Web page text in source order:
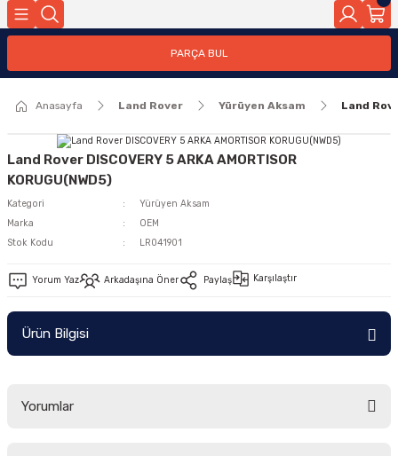
PARÇA BUL
Anasayfa Land Rover Yürüyen Aksam Land
Land Rover DISCOVERY 5 ARKA AMORTISOR
KORUGU(NWD5)
Kategori
Yürüyen Aksam
Marka
OEM
Stok Kodu
LR041901
Yorum Yaz Arkadaşına Öner Paylaş Karşılaştır
Ürün Bilgisi
Yorumlar